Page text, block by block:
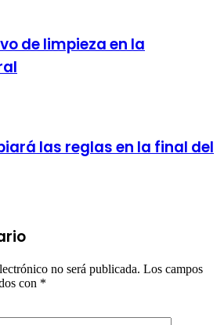
de limpieza en la
las reglas en la final del
no será publicada. Los campos
con *